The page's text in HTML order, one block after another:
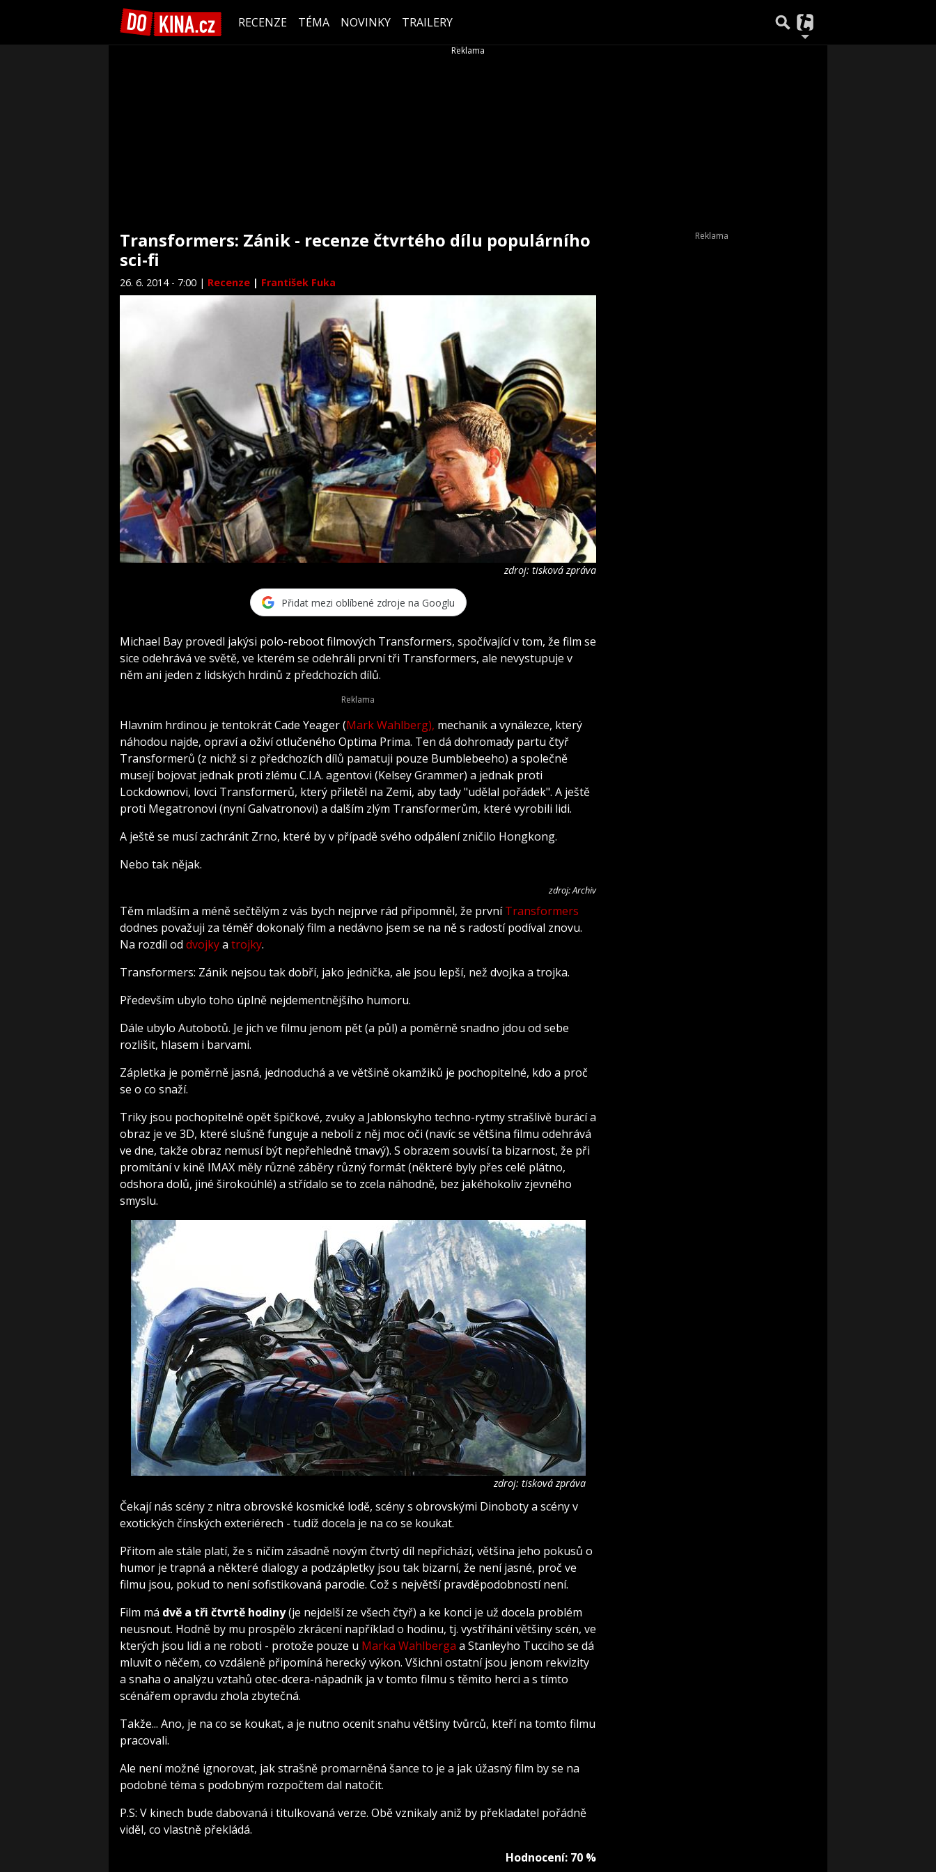
RECENZE TÉMA NOVINKY TRAILERY
Transformers: Zánik - recenze čtvrtého dílu populárního
sci-fi
26. 6. 2014 - 7:00 | Recenze | František Fuka
zdroj: tisková zpráva
Přidat mezi oblíbené zdroje na Googlu
Michael Bay provedl jakýsi polo-reboot filmových Transformers, spočívající v tom, že film se
sice odehrává ve světě, ve kterém se odehráli první tři Transformers, ale nevystupuje v
něm ani jeden z lidských hrdinů z předchozích dílů.
Hlavním hrdinou je tentokrát Cade Yeager (Mark Wahlberg), mechanik a vynálezce, který
náhodou najde, opraví a oživí otlučeného Optima Prima. Ten dá dohromady partu čtyř
Transformerů (z nichž si z předchozích dílů pamatuji pouze Bumblebeeho) a společně
musejí bojovat jednak proti zlému C.I.A. agentovi (Kelsey Grammer) a jednak proti
Lockdownovi, lovci Transformerů, který přiletěl na Zemi, aby tady "udělal pořádek". A ještě
proti Megatronovi (nyní Galvatronovi) a dalším zlým Transformerům, které vyrobili lidi.
A ještě se musí zachránit Zrno, které by v případě svého odpálení zničilo Hongkong.
Nebo tak nějak.
zdroj: Archiv
Těm mladším a méně sečtělým z vás bych nejprve rád připomněl, že prvníTransformers
dodnes považuji za téměř dokonalý film a nedávno jsem se na ně s radostí podíval znovu.
Na rozdíl od dvojkya trojky.
Transformers: Zánik nejsou tak dobří, jako jednička, ale jsou lepší, než dvojka a trojka.
Především ubylo toho úplně nejdementnějšího humoru.
Dále ubylo Autobotů. Je jich ve filmu jenom pět (a půl) a poměrně snadno jdou od sebe
rozlišit, hlasem i barvami.
Zápletka je poměrně jasná, jednoduchá a ve většině okamžiků je pochopitelné, kdo a proč
se o co snaží.
Triky jsou pochopitelně opět špičkové, zvuky a Jablonskyho techno-rytmy strašlivě burácí a
obraz je ve 3D, které slušně funguje a nebolí z něj moc oči (navíc se většina filmu odehrává
ve dne, takže obraz nemusí být nepřehledně tmavý). S obrazem souvisí ta bizarnost, že při
promítání v kině IMAX měly různé záběry různý formát (některé byly přes celé plátno,
odshora dolů, jiné širokoúhlé) a střídalo se to zcela náhodně, bez jakéhokoliv zjevného
smyslu.
zdroj: tisková zpráva
Čekají nás scény z nitra obrovské kosmické lodě, scény s obrovskými Dinoboty a scény v
exotických čínských exteriérech - tudíž docela je na co se koukat.
Přitom ale stále platí, že s ničím zásadně novým čtvrtý díl nepřichází, většina jeho pokusů o
humor je trapná a některé dialogy a podzápletky jsou tak bizarní, že není jasné, proč ve
filmu jsou, pokud to není sofistikovaná parodie. Což s největší pravděpodobností není.
Film má dvě a tři čtvrtě hodiny(je nejdelší ze všech čtyř) a ke konci je už docela problém
neusnout. Hodně by mu prospělo zkrácení například o hodinu, tj. vystříhání většiny scén, ve
kterých jsou lidi a ne roboti - protože pouze u Marka Wahlberga a Stanleyho Tucciho se dá
mluvit o něčem, co vzdáleně připomíná herecký výkon. Všichni ostatní jsou jenom rekvizity
a snaha o analýzu vztahů otec-dcera-nápadník ja v tomto filmu s těmito herci a s tímto
scénářem opravdu zhola zbytečná.
Takže... Ano, je na co se koukat, a je nutno ocenit snahu většiny tvůrců, kteří na tomto filmu
pracovali.
Ale není možné ignorovat, jak strašně promarněná šance to je a jak úžasný film by se na
podobné téma s podobným rozpočtem dal natočit.
P.S: V kinech bude dabovaná i titulkovaná verze. Obě vznikaly aniž by překladatel pořádně
viděl, co vlastně překládá.
Hodnocení: 70 %